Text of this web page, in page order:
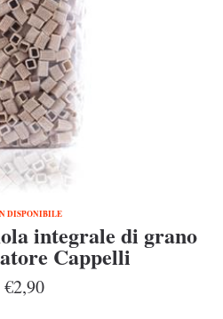
DISPONIBILE
integrale di grano
Cappelli
€2,90